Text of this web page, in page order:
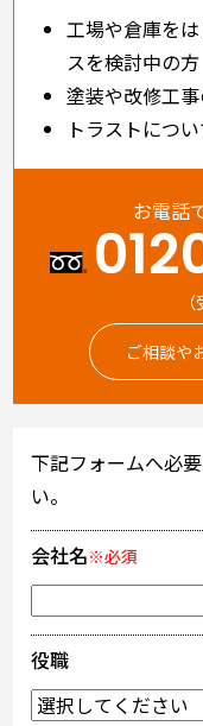
工場や倉庫を
スを検討中の方
塗装や改修工
トラストにつ
お電話
ご相談や
下記フォームへ必
い。
会社名※必須
役職